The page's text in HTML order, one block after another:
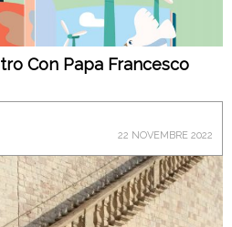
Con Papa Francesco
22 NOVEMBRE 2022